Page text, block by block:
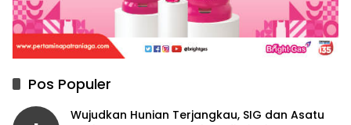
Pos Populer
Wujudkan Hunian Terjangkau, SIG dan Asatu